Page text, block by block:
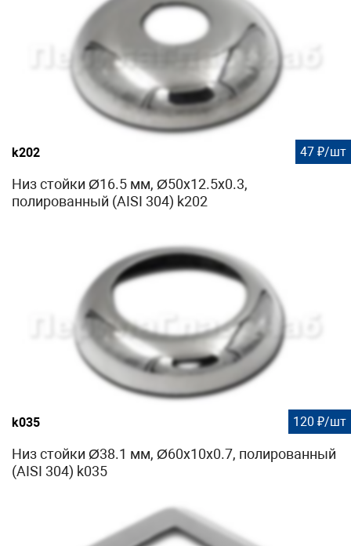
k202 47 ₽/шт
Низ стойки Ø16.5 мм, Ø50х12.5х0.3,
полированный (AISI 304) k202
k035 120 ₽/шт
Низ стойки Ø38.1 мм, Ø60х10х0.7, полированный
(AISI 304) k035